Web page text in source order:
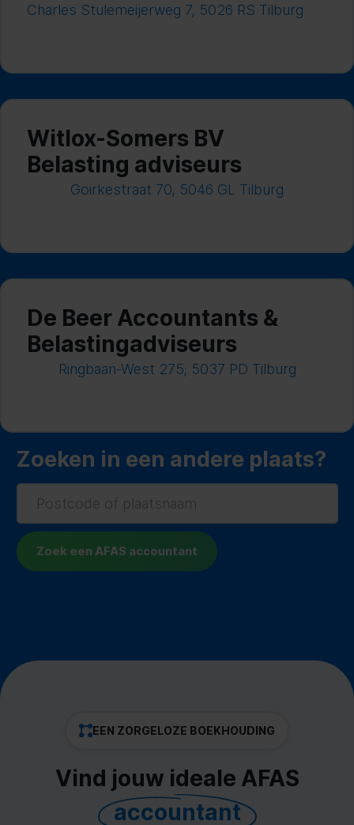
Charles Stulemeijerweg 7, 5026 RS Tilburg
Witlox-Somers BV
Belasting adviseurs
Goirkestraat 70, 5046 GL Tilburg
De Beer Accountants &
Belastingadviseurs
Ringbaan-West 275, 5037 PD Tilburg
Zoeken in een andere plaats?
EEN ZORGELOZE BOEKHOUDING
Vind jouw ideale AFAS
accountant